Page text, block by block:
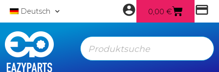
Deutsch 0,00 €